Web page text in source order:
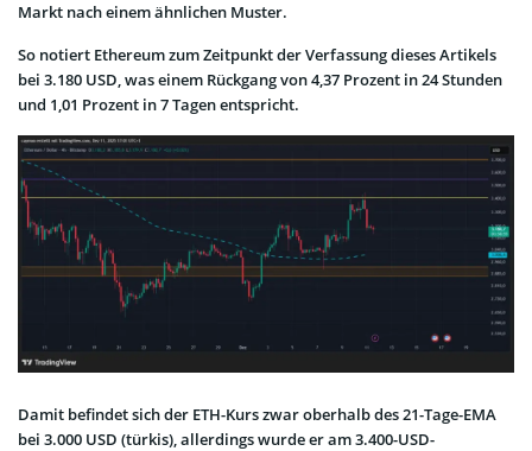
Markt nach einem ähnlichen Muster.
So notiert Ethereum zum Zeitpunkt der Verfassung dieses Artikels
bei 3.180 USD, was einem Rückgang von 4,37 Prozent in 24 Stunden
und 1,01 Prozent in 7 Tagen entspricht.
Damit befindet sich der ETH-Kurs zwar oberhalb des 21-Tage-EMA
bei 3.000 USD (türkis), allerdings wurde er am 3.400-USD-